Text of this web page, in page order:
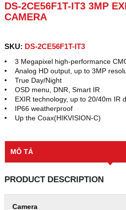
DS-2CE56F1T-IT3 3MP
CAMERA
SKU: DS-2CE56F1T-IT3
• 3 Megapixel high-performance
• Analog HD output, up to 3MP
• True Day/Night
• OSD menu, DNR, Smart IR
• EXIR technology, up to 20/40m IR
• IP66 weatherproof
• Up the Coax(HIKVISION-C)
MÔ TẢ
PRODUCT DESCRIPTION
Camera